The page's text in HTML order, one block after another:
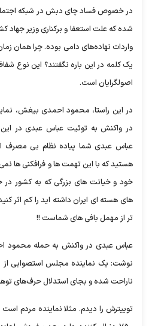
در خصوص فساد چای دبش در شبکه
شده که علت استعفا و برکناری وزیر جهاد
واردات نهاده‌های دامی بوده. چرا همان
یک کلمه در این باره نگفتند؟ این نوع
اصولگرایان است.
در این راستا، محمود احمدی بیغش،
در واکنش به توئیت عباس عبدی در
عباس عبدی شما پیاده نظام بی مصرف
هستید که با این تهمت ها و فرافکنی ها
خود و خیانت های بزرگی که به کشور در
های هسته ای ایران داشته اید را کم اثر
تر از مهمل بافی های شماست !!
عباس عبدی در واکنش به حمله محمود
نوشت: یک نماینده مجلس استصوابی از
ناراحت شده و بجای استدلال حرف‌های